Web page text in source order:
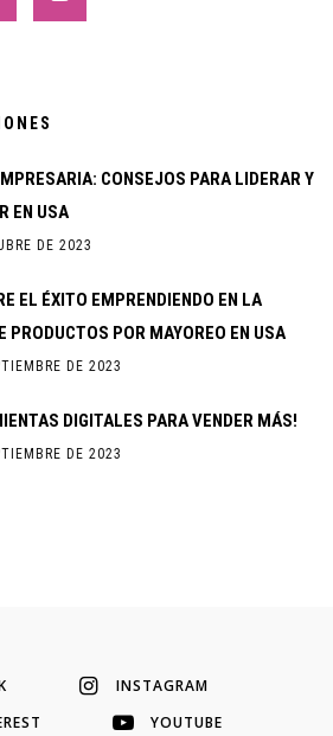
CONSEJOS PARA LIDERAR Y
EN USA
DE 2023
EL ÉXITO EMPRENDIENDO EN LA
PRODUCTOS POR MAYOREO EN USA
DE 2023
DIGITALES PARA VENDER MÁS!
DE 2023
INSTAGRAM
YOUTUBE